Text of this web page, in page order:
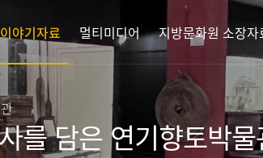
이야기자료 멀티미디어 지방문화원 소장자
를 담은 연기향토박